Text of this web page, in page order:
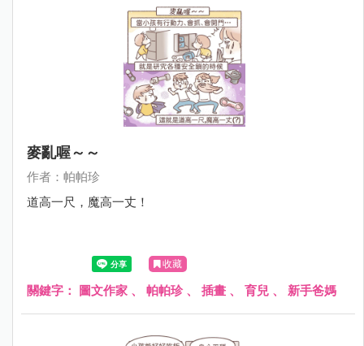
麥亂喔～～
作者：帕帕珍
道高一尺，魔高一丈！
收藏
關鍵字： 圖文作家 、 帕帕珍、 插畫 、 育兒 、 新手爸媽